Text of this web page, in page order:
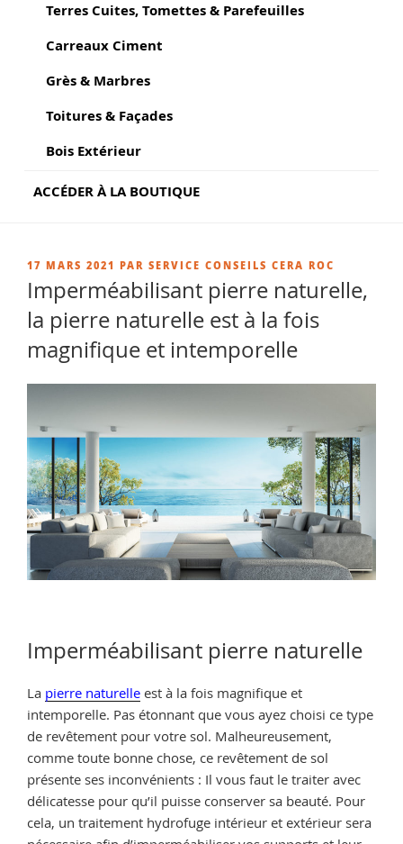
Terres Cuites, Tomettes & Parefeuilles
Carreaux Ciment
Grès & Marbres
Toitures & Façades
Bois Extérieur
ACCÉDER À LA BOUTIQUE
PUBLIÉ
LE
17 MARS 2021 PAR SERVICE CONSEILS CERA ROC
Imperméabilisant pierre naturelle,
la pierre naturelle est à la fois
magnifique et intemporelle
Imperméabilisant pierre naturelle
La pierre naturelle est à la fois magnifique et
intemporelle. Pas étonnant que vous ayez choisi ce type
de revêtement pour votre sol. Malheureusement,
comme toute bonne chose, ce revêtement de sol
présente ses inconvénients : Il vous faut le traiter avec
délicatesse pour qu’il puisse conserver sa beauté. Pour
cela, un traitement hydrofuge intérieur et extérieur sera